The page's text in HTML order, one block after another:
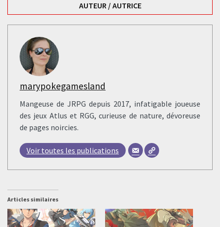
AUTEUR / AUTRICE
marypokegamesland
Mangeuse de JRPG depuis 2017, infatigable joueuse
des jeux Atlus et RGG, curieuse de nature, dévoreuse
de pages noircies.
Voir toutes les publications
Articles similaires